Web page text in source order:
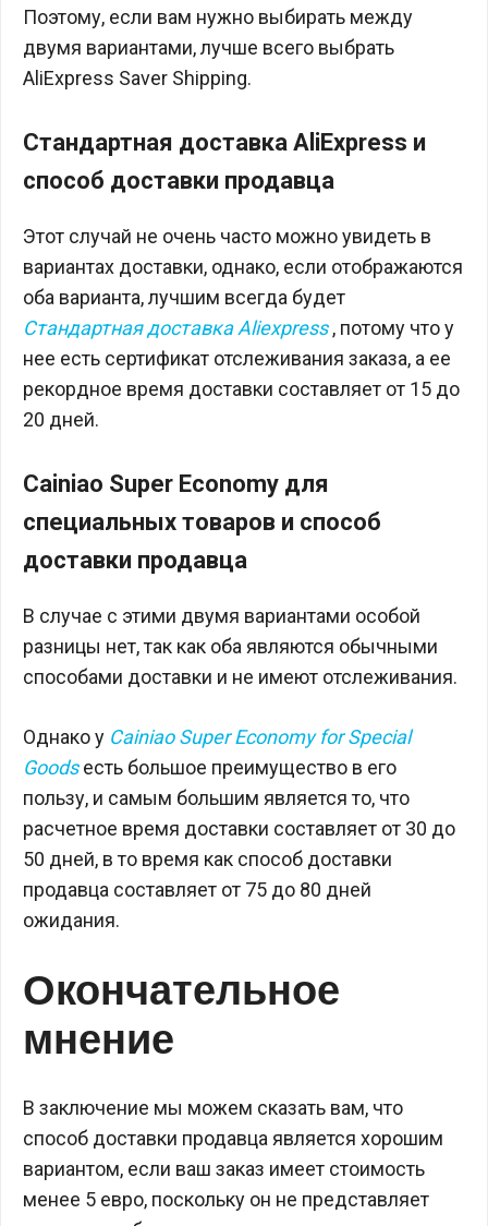
Поэтому, если вам нужно выбирать между
двумя вариантами, лучше всего выбрать
AliExpress Saver Shipping.
Стандартная доставка AliExpress и
способ доставки продавца
Этот случай не очень часто можно увидеть в
вариантах доставки, однако, если отображаются
оба варианта, лучшим всегда будет
Стандартная доставка Aliexpress , потому что у
нее есть сертификат отслеживания заказа, а ее
рекордное время доставки составляет от 15 до
20 дней.
Cainiao Super Economy для
специальных товаров и способ
доставки продавца
В случае с этими двумя вариантами особой
разницы нет, так как оба являются обычными
способами доставки и не имеют отслеживания.
Однако у Cainiao Super Economy for Special
Goodsесть большое преимущество в его
пользу, и самым большим является то, что
расчетное время доставки составляет от 30 до
50 дней, в то время как способ доставки
продавца составляет от 75 до 80 дней
ожидания.
Окончательное
мнение
В заключение мы можем сказать вам, что
способ доставки продавца является хорошим
вариантом, если ваш заказ имеет стоимость
менее 5 евро, поскольку он не представляет